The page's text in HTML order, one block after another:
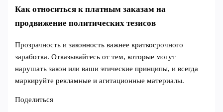
Как относиться к платным заказам на
продвижение политических тезисов
Прозрачность и законность важнее краткосрочного
заработка. Отказывайтесь от тем, которые могут
нарушать закон или ваши этические принципы, и всегда
маркируйте рекламные и агитационные материалы.
Поделиться